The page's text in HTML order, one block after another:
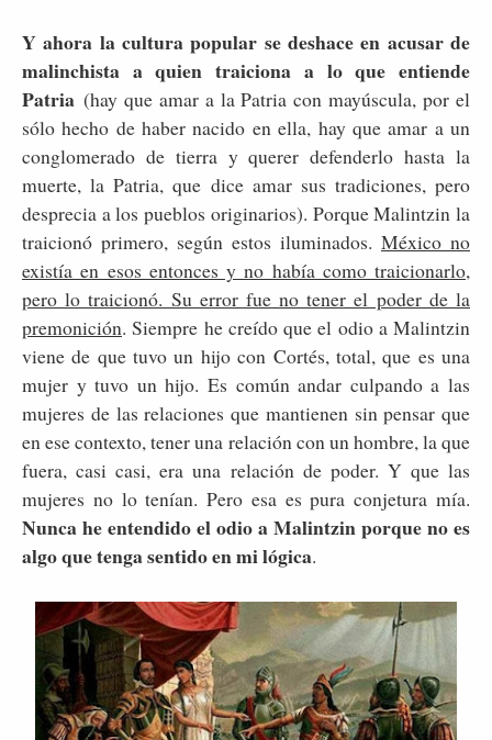
Y ahora la cultura popular se deshace en acusar de
malinchista a quien traiciona a lo que entiende
Patria (hay que amar a la Patria con mayúscula, por el
sólo hecho de haber nacido en ella, hay que amar a un
conglomerado de tierra y querer defenderlo hasta la
muerte, la Patria, que dice amar sus tradiciones, pero
desprecia a los pueblos originarios). Porque Malintzin la
traicionó primero, según estos iluminados. México no
existía en esos entonces y no había como traicionarlo,
pero lo traicionó. Su error fue no tener el poder de la
premonición. Siempre he creído que el odio a Malintzin
viene de que tuvo un hijo con Cortés, total, que es una
mujer y tuvo un hijo. Es común andar culpando a las
mujeres de las relaciones que mantienen sin pensar que
en ese contexto, tener una relación con un hombre, la que
fuera, casi casi, era una relación de poder. Y que las
mujeres no lo tenían. Pero esa es pura conjetura mía.
Nunca he entendido el odio a Malintzin porque no es
algo que tenga sentido en mi lógica.